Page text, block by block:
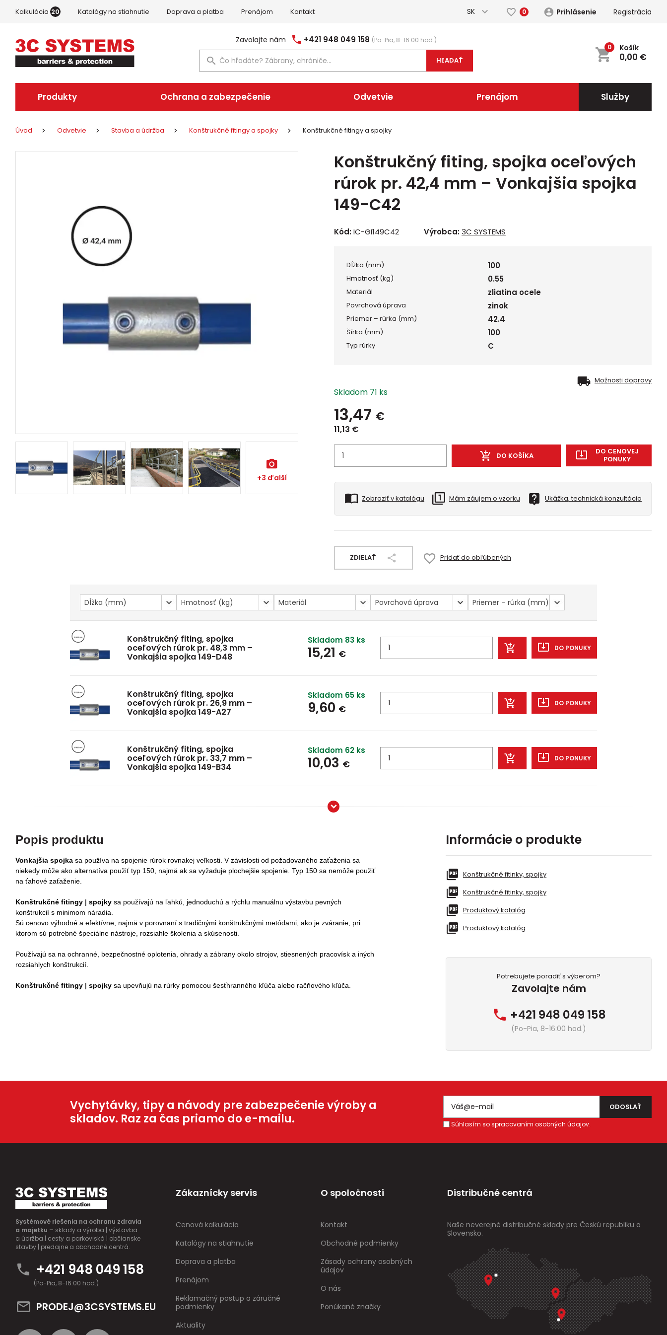
Kalkulácia 20 Katalógy na stiahnutie Doprava a platba Prenájom Kontakt SK 0 Prihlásenie Registrácia
Zavolajte nám +421 948 049 158 (Po-Pia, 8-16:00 hod.)
HĽADAŤ
Košík
0,00 €
0
Produkty Ochrana a zabezpečenie Odvetvie Prenájom Služby
Úvod Odvetvie Stavba a údržba Konštrukčné fitingy a spojky Konštrukčné fitingy a spojky
+3 ďalší
Konštrukčný fiting, spojka oceľových
rúrok pr. 42,4 mm – Vonkajšia spojka
149-C42
Kód:IC-GI149C42 Výrobca:3C SYSTEMS
Dĺžka (mm) 100
Hmotnosť (kg) 0.55
Materiál zliatina ocele
Povrchová úprava zinok
Priemer – rúrka (mm) 42.4
Šírka (mm) 100
Typ rúrky C
Možnosti dopravy
Skladom 71 ks
13,47 €
11,13 €
DO KOŠÍKA
DO CENOVEJ
PONUKY
Zobraziť v katalógu Mám záujem o vzorku Ukážka, technická konzultácia
ZDIELAŤ Pridať do obľúbených
Dĺžka (mm) Hmotnosť (kg) Materiál Povrchová úprava Priemer – rúrka (mm)
Konštrukčný fiting, spojka
oceľových rúrok pr. 48,3 mm –
Vonkajšia spojka 149-D48
Skladom 83 ks
15,21 € DO PONUKY
Konštrukčný fiting, spojka
oceľových rúrok pr. 26,9 mm –
Vonkajšia spojka 149-A27
Skladom 65 ks
9,60 € DO PONUKY
Konštrukčný fiting, spojka
oceľových rúrok pr. 33,7 mm –
Vonkajšia spojka 149-B34
Skladom 62 ks
10,03 € DO PONUKY
Popis produktu
Vonkajšia spojka sa používa na spojenie rúrok rovnakej veľkosti. V závislosti od požadovaného zaťaženia sa
niekedy môže ako alternatíva použiť typ 150, najmä ak sa vyžaduje plochejšie spojenie. Typ 150 sa nemôže použiť
na ťahové zaťaženie.
Konštrukčné fitingy | spojky sa používajú na ľahkú, jednoduchú a rýchlu manuálnu výstavbu pevných
konštrukcií s minimom náradia
Sú cenovo výhodné a efektívne, najmä v porovnaní s tradičnými konštrukčnými metódami, ako je zváranie, pri
ktorom sú potrebné špeciálne nástroje, rozsiahle školenia a skúsenosti.
Používajú sa na ochranné, bezpečnostné oplotenia, ohrady a zábrany okolo strojov, stiesnených pracovísk a iných
rozsiahlych konštrukcií.
Konštrukčné fitingy | spojky sa upevňujú na rúrky pomocou šesťhranného kľúča alebo račňového kľúča.
Informácie o produkte
Konštrukčné fitinky, spojky
Konštrukčné fitinky, spojky
Produktový katalóg
Produktový katalóg
Potrebujete poradiť s výberom?
Zavolajte nám
+421 948 049 158
(Po-Pia, 8-16:00 hod.)
Vychytávky, tipy a návody pre zabezpečenie výroby a
skladov. Raz za čas priamo do e-mailu.
Súhlasím so spracovaním osobných údajov.
Systémové riešenia na ochranu zdravia
a majetku – sklady a výroba | výstavba
a údržba | cesty a parkoviská | občianske
stavby | predajne a obchodné centrá.
+421 948 049 158
(Po-Pia, 8-16:00 hod.)
PRODEJ@3CSYSTEMS.EU
Zákaznícky servis
Cenová kalkulácia
Katalógy na stiahnutie
Doprava a platba
Prenájom
Reklamačný postup a záručné
podmienky
Aktuality
O spoločnosti
Kontakt
Obchodné podmienky
Zásady ochrany osobných
údajov
O nás
Ponúkané značky
Distribučné centrá
Naše neverejné distribučné sklady pre Českú republiku a
Slovensko.